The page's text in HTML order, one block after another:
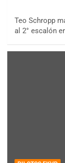
Teo Schropp
al 2° escalón